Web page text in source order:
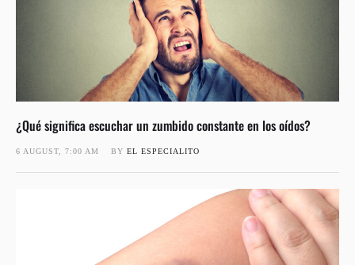
¿Qué significa escuchar un zumbido constante en los oídos?
6 AUGUST, 7:00 AM BY EL ESPECIALITO